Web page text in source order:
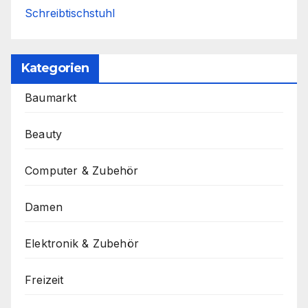
Schreibtischstuhl
Kategorien
Baumarkt
Beauty
Computer & Zubehör
Damen
Elektronik & Zubehör
Freizeit